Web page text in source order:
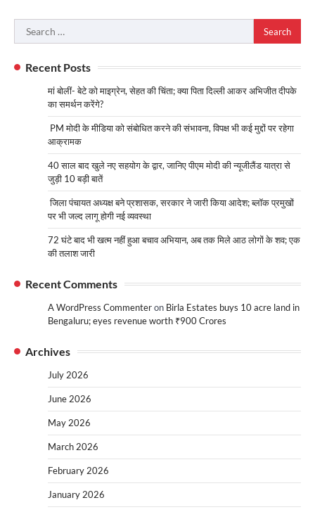
Search
for:
Recent Posts
मां बोलीं- बेटे को माइग्रेन, सेहत की चिंता; क्या पिता दिल्ली आकर अभिजीत दीपके
का समर्थन करेंगे?
PM मोदी के मीडिया को संबोधित करने की संभावना, विपक्ष भी कई मुद्दों पर रहेगा
आक्रामक
40 साल बाद खुले नए सहयोग के द्वार, जानिए पीएम मोदी की न्यूजीलैंड यात्रा से
जुड़ी 10 बड़ी बातें
जिला पंचायत अध्यक्ष बने प्रशासक, सरकार ने जारी किया आदेश; ब्लॉक प्रमुखों
पर भी जल्द लागू होगी नई व्यवस्था
72 घंटे बाद भी खत्म नहीं हुआ बचाव अभियान, अब तक मिले आठ लोगों के शव; एक
की तलाश जारी
Recent Comments
A WordPress Commenteron Birla Estates buys 10 acre land in
Bengaluru; eyes revenue worth ₹900 Crores
Archives
July 2026
June 2026
May 2026
March 2026
February 2026
January 2026